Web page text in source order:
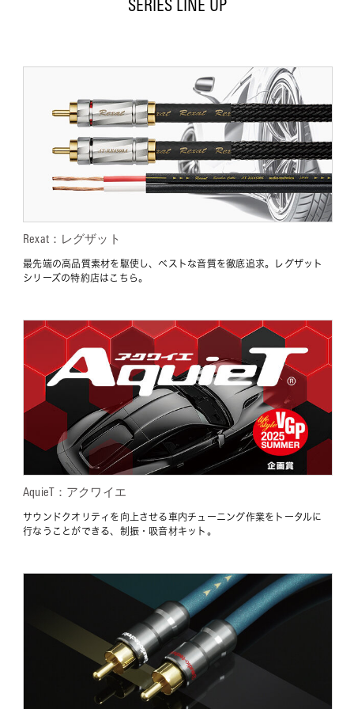
SERIES LINE UP
Rexat：レグザット
最先端の高品質素材を駆使し、ベストな音質を徹底追求。レグザット
シリーズの特約店はこちら。
AquieT：アクワイエ
サウンドクオリティを向上させる車内チューニング作業をトータルに
行なうことができる、制振・吸音材キット。